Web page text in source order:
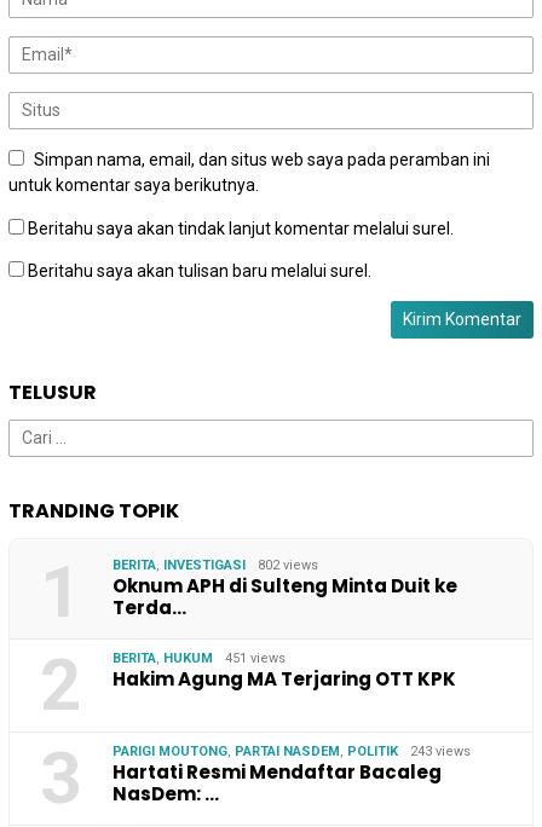
Simpan nama, email, dan situs web saya pada peramban ini
untuk komentar saya berikutnya.
Beritahu saya akan tindak lanjut komentar melalui surel.
Beritahu saya akan tulisan baru melalui surel.
TELUSUR
Cari
untuk:
TRANDING TOPIK
1 BERITA, INVESTIGASI 802 views
Oknum APH di Sulteng Minta Duit ke
Terda…
2 BERITA, HUKUM 451 views
Hakim Agung MA Terjaring OTT KPK
3 PARIGI MOUTONG, PARTAI NASDEM , POLITIK 243 views
Hartati Resmi Mendaftar Bacaleg
NasDem: …